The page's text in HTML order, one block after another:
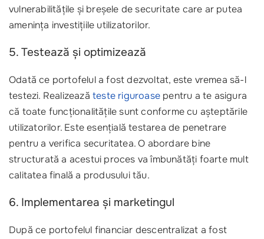
vulnerabilitățile și breșele de securitate care ar putea
amenința investițiile utilizatorilor.
5. Testează și optimizează
Odată ce portofelul a fost dezvoltat, este vremea să-l
testezi. Realizează teste riguroase pentru a te asigura
că toate funcționalitățile sunt conforme cu așteptările
utilizatorilor. Este esențială testarea de penetrare
pentru a verifica securitatea. O abordare bine
structurată a acestui proces va îmbunătăți foarte mult
calitatea finală a produsului tău.
6. Implementarea și marketingul
După ce portofelul financiar descentralizat a fost